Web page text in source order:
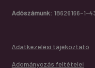
Adószámunk: 18626166-1-
Adatkezelési tájékoztató
Adományozás feltételei